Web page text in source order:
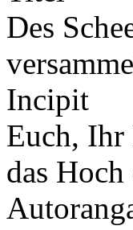
Des
Incipit
Euch, Ihr
das